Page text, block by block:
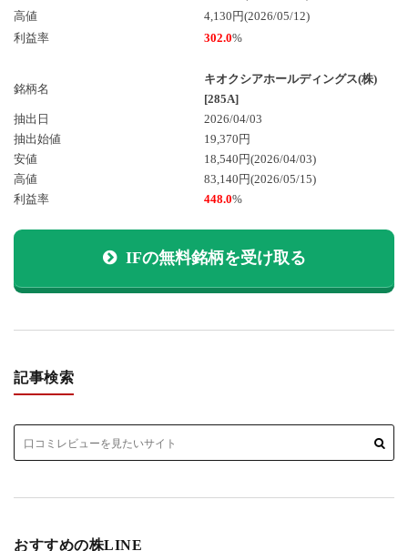
高値
4,130円(2026/05/12)
利益率
302.0%
銘柄名
キオクシアホールディングス(株)
[285A]
抽出日
2026/04/03
抽出始値
19,370円
安値
18,540円(2026/04/03)
高値
83,140円(2026/05/15)
利益率
448.0%
IFの無料銘柄を受け取る
記事検索
おすすめの株LINE